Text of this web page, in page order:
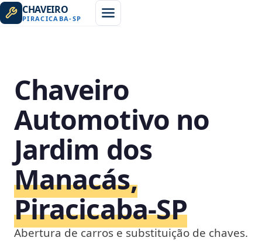
CHAVEIRO
PIRACICABA-SP
Chaveiro
Automotivo no
Jardim dos
Manacás,
Piracicaba‑SP
Abertura de carros e substituição de chaves.